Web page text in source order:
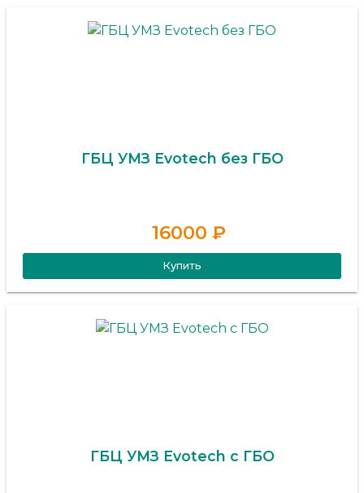
ГБЦ УМЗ Evotech без ГБО
16000 ₽
Купить
ГБЦ УМЗ Evotech с ГБО